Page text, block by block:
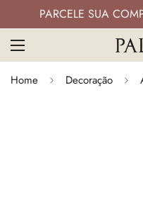
PARCELE SUA
Home Decoração